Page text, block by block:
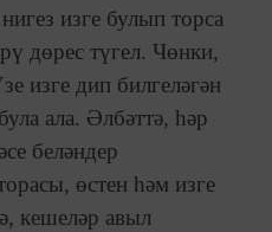
изге булып торса
дөрес түгел. Чөнки,
изге дип билгеләгән
ала. Әлбәттә, һәр
беләндер
өстен һәм изге
кешеләр авыл